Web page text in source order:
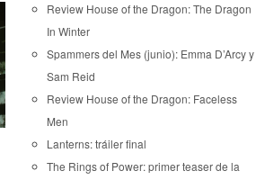
Review House of the Dragon: The Dragon
In Winter
Spammers del Mes (junio): Emma D’Arcy y
Sam Reid
Review House of the Dragon: Faceless
Men
Lanterns: tráiler final
The Rings of Power: primer teaser de la